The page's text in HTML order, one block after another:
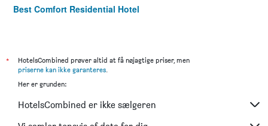
Best Comfort Residential Hotel
Bangkok City Suite Hotel
Stable Lodge
New Siam Riverside
*
HotelsCombined prøver altid at få nøjagtige priser, men
priserne kan ikke garanteres.
Her er grunden:
HotelsCombined er ikke sælgeren